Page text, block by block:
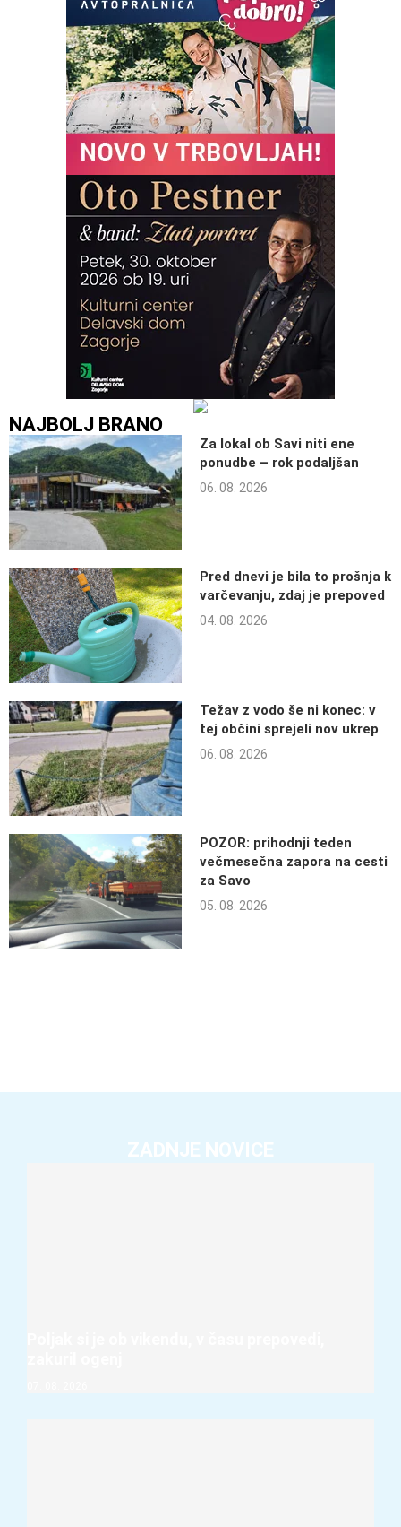
NAJBOLJ BRANO
Za lokal ob Savi niti ene
ponudbe – rok podaljšan
06. 08. 2026
Pred dnevi je bila to prošnja k
varčevanju, zdaj je prepoved
04. 08. 2026
Težav z vodo še ni konec: v
tej občini sprejeli nov ukrep
06. 08. 2026
POZOR: prihodnji teden
večmesečna zapora na cesti
za Savo
05. 08. 2026
ZADNJE NOVICE